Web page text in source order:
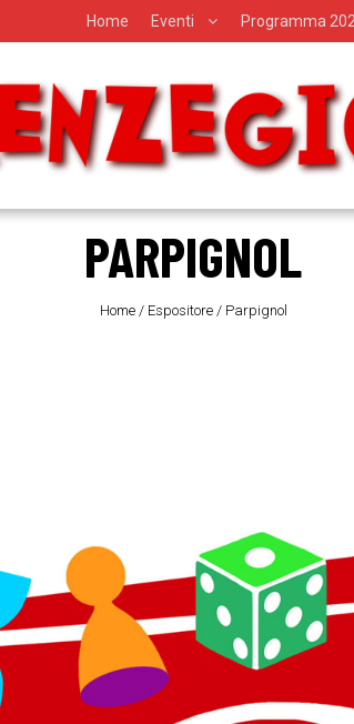
Home Eventi Programma
PARPIGNOL
Home/ Espositore/ Parpignol